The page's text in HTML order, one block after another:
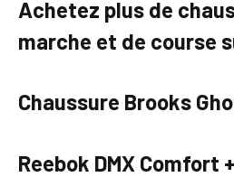
Achetez plus de
marche et de course
Chaussure Brooks
Reebok DMX Comfort